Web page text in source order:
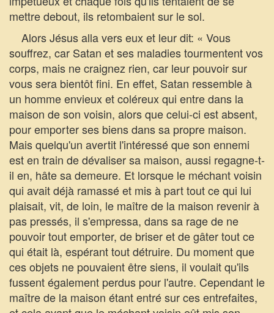
mettre debout, ils retombaient sur le sol.
Alors Jésus alla vers eux et leur dit: « Vous
souffrez, car Satan et ses maladies tourmentent vos
corps, mais ne craignez rien, car leur pouvoir sur
vous sera bientôt fini. En effet, Satan ressemble à
un homme envieux et coléreux qui entre dans la
maison de son voisin, alors que celui-ci est absent,
pour emporter ses biens dans sa propre maison.
Mais quelqu'un avertit l'intéressé que son ennemi
est en train de dévaliser sa maison, aussi regagne-t-
il en, hâte sa demeure. Et lorsque le méchant voisin
qui avait déjà ramassé et mis à part tout ce qui lui
plaisait, vit, de loin, le maître de la maison revenir à
pas pressés, il s'empressa, dans sa rage de ne
pouvoir tout emporter, de briser et de gâter tout ce
qui était là, espérant tout détruire. Du moment que
ces objets ne pouvaient être siens, il voulait qu'ils
fussent également perdus pour l'autre. Cependant le
maître de la maison étant entré sur ces entrefaites,